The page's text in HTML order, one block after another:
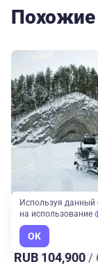
Башкирия Урал
Зимняя
RUB 104,900 /
Используя данный
на использование
OK